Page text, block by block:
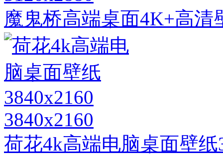
魔鬼桥高端桌面4K+高清
3840x2160
荷花4k高端电脑桌面壁纸